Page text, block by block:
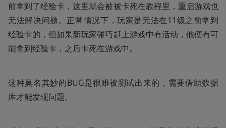
前拿到了经验卡，这里就会被被卡死在教程里，重启游戏也
无法解决问题。正常情况下，玩家是无法在11级之前拿到
经验卡的，但如果新玩家碰巧赶上游戏中有活动，他便有可
能拿到经验卡，之后卡死在游戏中。
这种莫名其妙的BUG是很难被测试出来的，需要借助数据
库才能发现问题。